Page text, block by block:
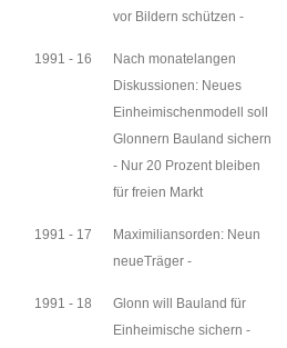
vor Bildern schützen -
1991 - 16
Nach monatelangen
Diskussionen: Neues
Einheimischenmodell soll
Glonnern Bauland sichern
- Nur 20 Prozent bleiben
für freien Markt
1991 - 17
Maximiliansorden: Neun
neueTräger -
1991 - 18
Glonn will Bauland für
Einheimische sichern -